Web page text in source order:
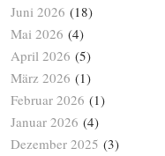
Juni 2026 (18)
Mai 2026 (4)
April 2026 (5)
März 2026 (1)
Februar 2026 (1)
Januar 2026 (4)
Dezember 2025 (3)